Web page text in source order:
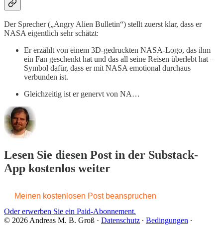
Der Sprecher („Angry Alien Bulletin“) stellt zuerst klar, dass er
NASA eigentlich sehr schätzt:
Er erzählt von einem 3D-gedruckten NASA-Logo, das ihm
ein Fan geschenkt hat und das all seine Reisen überlebt hat –
Symbol dafür, dass er mit NASA emotional durchaus
verbunden ist.
Gleichzeitig ist er genervt von NA…
Lesen Sie diesen Post in der Substack-
App kostenlos weiter
Meinen kostenlosen Post beanspruchen
Oder erwerben Sie ein Paid-Abonnement.
© 2026 Andreas M. B. Groß · Datenschutz ∙ Bedingungen ∙